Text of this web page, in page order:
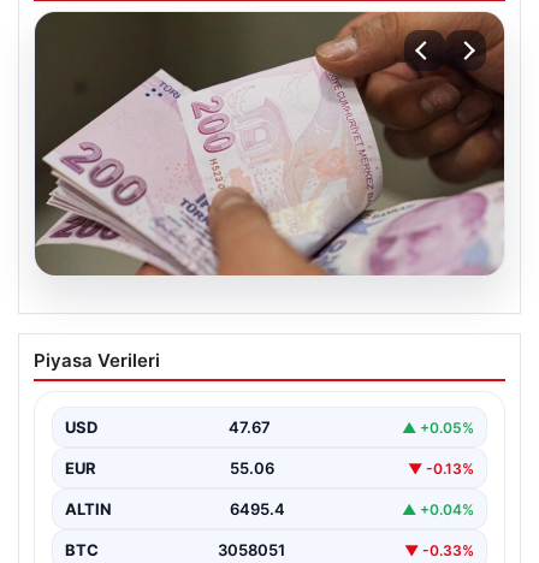
05.08.2026
2026 Kurban Bayramı Emekli
İkramiyeleri Ne Zaman Ödenecek?
milyon emekli vatandaşın gözü kulağı bayram
ikramiyesi…
Piyasa Verileri
USD 47.67 ▲ +0.05%
EUR 55.06 ▼ -0.13%
ALTIN 6495.4 ▲ +0.04%
BTC 3058051 ▼ -0.33%